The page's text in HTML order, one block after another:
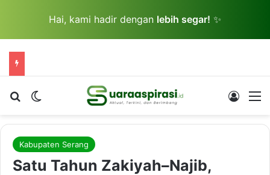
Hai, kami hadir dengan lebih segar! ✨
Cari berita...Switch skin Log In
Kabupaten Serang
Satu Tahun Zakiyah–Najib,